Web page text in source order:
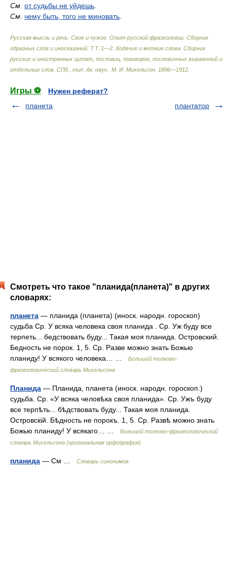
См. от судьбы не уйдешь
См. чему быть, того не миновать
Русская мысль и речь. Свое и чужое. Опыт русской фразеологии. Сборник
образных слов и иносказаний. Т.Т. 1—2. Ходячие и меткие слова. Сборник
русских и иностранных цитат, пословиц, поговорок, пословичных выражений и
отдельных слов. СПб., тип. Ак. наук.
М. И. Михельсон 1896—1912
Игры ⚽
Нужен реферат?
планета
плантатор
Смотреть что такое "планида(планета)" в других
словарях:
планета — планида (планета) (иноск. народн. гороскоп)
судьба Ср. У всяка человека своя планида . Ср. Уж буду все
терпеть... бедствовать буду... Такая моя планида. Островский.
Бедность не порок. 1, 5. Ср. Разве можно знать Божью
планиду! У всякого человека… …
Большой толково-
фразеологический словарь Михельсона
Планида — Планида, планета (иноск. народн. гороскоп.)
судьба. Ср. «У всяка человѣка своя планида». Ср. Ужъ буду
все терпѣть... бѣдствовать буду... Такая моя планида.
Островскій. Бѣдность не порокъ. 1, 5. Ср. Развѣ можно знать
Божью планиду! У всякаго… …
Большой толково-фразеологический
словарь Михельсона (оригинальная орфография)
планида — См … Словарь синонимов